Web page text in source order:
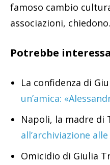
famoso cambio
associazioni, chiedono.
Potrebbe
La confidenza di
un’amica:
Napoli, la madre di
all’archiviazione
Omicidio di Giulia